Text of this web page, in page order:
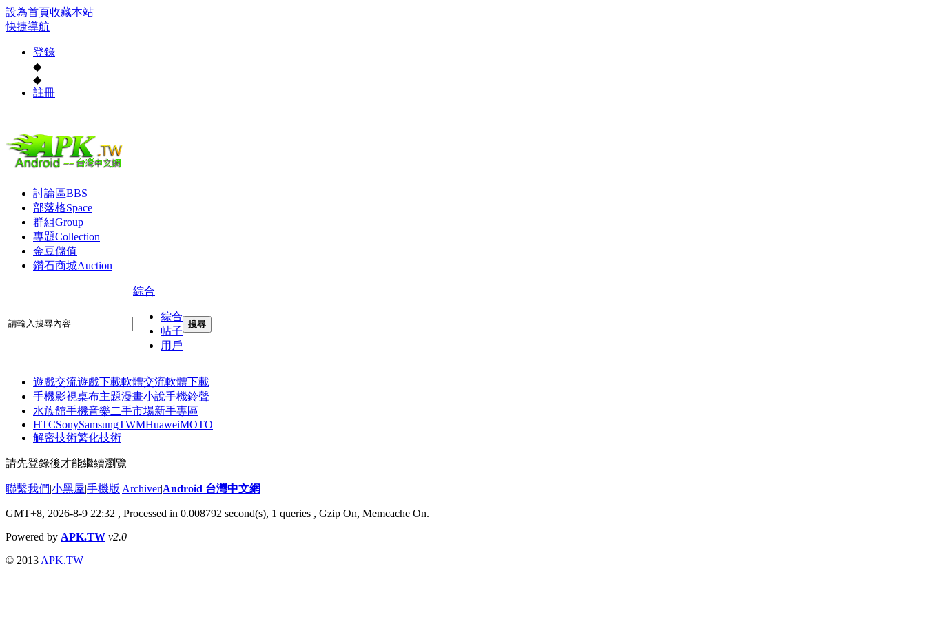
設為首頁收藏本站
快捷導航
登錄
◆
◆
註冊
討論區BBS
部落格Space
群組Group
專題Collection
金豆儲值
鑽石商城Auction
綜合
綜合
帖子
用戶
搜尋
遊戲交流遊戲下載軟體交流軟體下載
手機影視桌布主題漫畫小說手機鈴聲
水族館手機音樂二手市場新手專區
HTCSonySamsungTWMHuaweiMOTO
解密技術繁化技術
請先登錄後才能繼續瀏覽
聯繫我們|小黑屋|手機版|Archiver|Android 台灣中文網
GMT+8, 2026-8-9 22:32 , Processed in 0.008792 second(s), 1 queries , Gzip On, Memcache On.
Powered by APK.TW v2.0
© 2013 APK.TW